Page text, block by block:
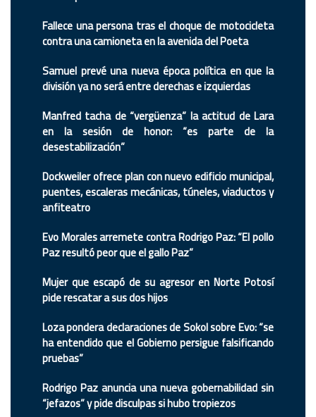
Fallece una persona tras el choque de motocicleta
contra una camioneta en la avenida del Poeta
Samuel prevé una nueva época política en que la
división ya no será entre derechas e izquierdas
Manfred tacha de “vergüenza” la actitud de Lara
en la sesión de honor: “es parte de la
desestabilización”
Dockweiler ofrece plan con nuevo edificio municipal,
puentes, escaleras mecánicas, túneles, viaductos y
anfiteatro
Evo Morales arremete contra Rodrigo Paz: “El pollo
Paz resultó peor que el gallo Paz”
Mujer que escapó de su agresor en Norte Potosí
pide rescatar a sus dos hijos
Loza pondera declaraciones de Sokol sobre Evo: “se
ha entendido que el Gobierno persigue falsificando
pruebas”
Rodrigo Paz anuncia una nueva gobernabilidad sin
“jefazos” y pide disculpas si hubo tropiezos